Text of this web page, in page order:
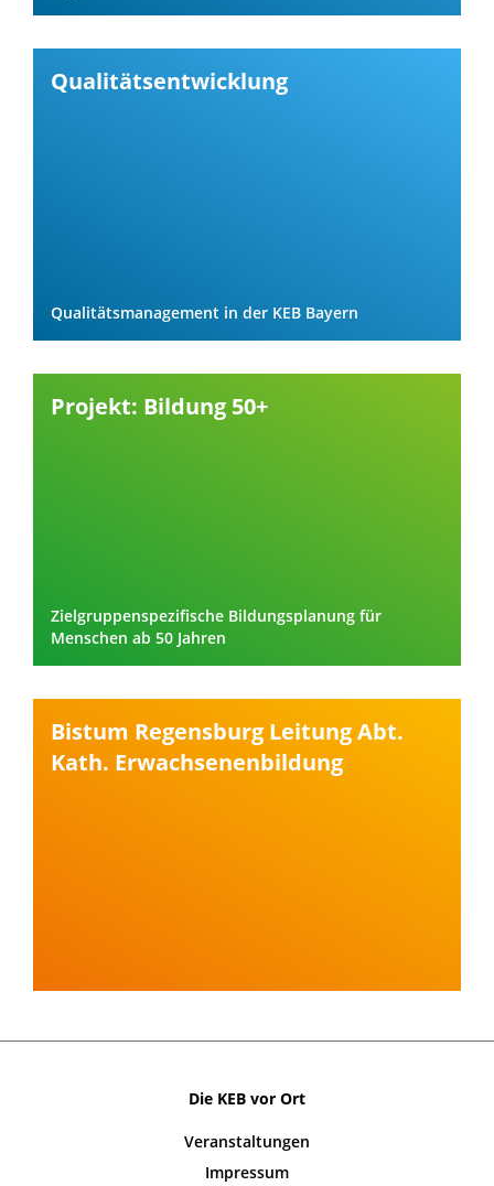
Qualitätsentwicklung
Qualitätsmanagement in der KEB Bayern
Projekt: Bildung 50+
Zielgruppenspezifische Bildungsplanung für
Menschen ab 50 Jahren
Bistum Regensburg Leitung Abt.
Kath. Erwachsenenbildung
Die KEB vor Ort
Veranstaltungen
Impressum